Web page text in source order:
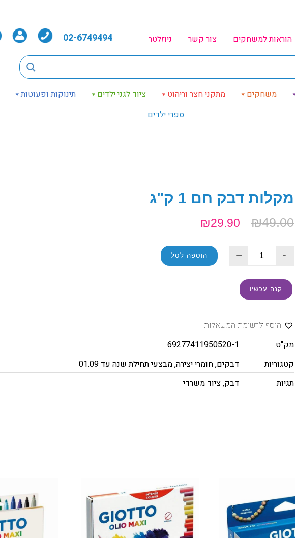
הוראות למשחקים צור קשר ניוזלטר 02-6749494
משחקים מתקני חצר וריהוט ציוד לגני ילדים תינוקות ופעוטות
ספרי ילדים
מקלות דבק חם 1 ק"ג
₪49.00
₪29.90
-
+ הוספה לסל
קנה עכשיו
הוסף לרשימת המשאלות
מק"ט
69277411950520-1
קטגוריות
דבקים,חומרי יצירה,מבצעי תחילת שנה עד 01.09
תגיות
דבק,ציוד משרדי